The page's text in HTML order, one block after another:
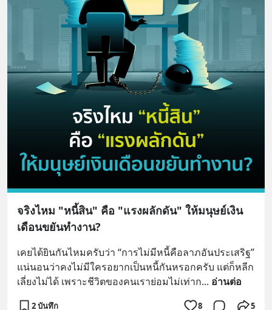
จริงไหม "หนี้สิน" คือ "แรงผลักดัน" ให้มนุษย์เงิน
เดือนขยันทำงาน?
เคยได้ยินกันไหมครับว่า “การไม่มีหนี้คือลาภอันประเสริฐ”
แน่นอนว่าคงไม่มีใครอยากเป็นหนี้กันหรอกครับ แต่ก็หลีก
เลี่ยงไม่ได้ เพราะชีวิตของคนเราย่อมไม่เท่าก... อ่านต่อ
2 บันทึก 8 5